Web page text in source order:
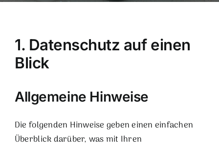
1. Datenschutz auf einen
Blick
Allgemeine Hinweise
Die folgenden Hinweise geben einen einfachen
Überblick darüber, was mit Ihren